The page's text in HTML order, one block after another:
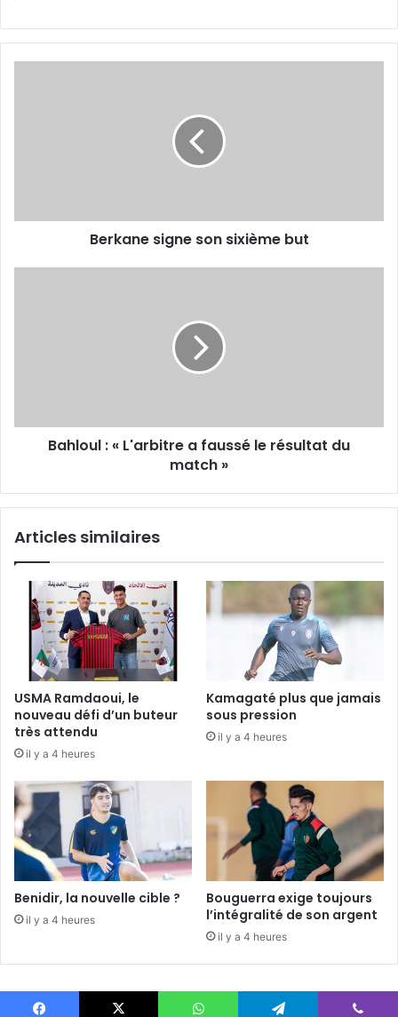
Berkane signe son sixième but
match »
Bahloul : « L'arbitre a faussé le résultat du
match »
Articles similaires
USMA Ramdaoui, le
nouveau défi d’un buteur
très attendu
il y a 4 heures
Kamagaté plus que jamais
sous pression
il y a 4 heures
Benidir, la nouvelle cible ?
il y a 4 heures
Bouguerra exige toujours
l’intégralité de son argent
il y a 4 heures